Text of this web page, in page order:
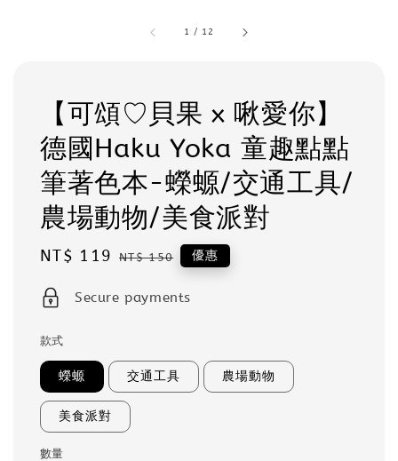
1 / 12
【可頌♡貝果 x 啾愛你】
德國Haku Yoka 童趣點點
筆著色本-蠑螈/交通工具/
農場動物/美食派對
Sale
NT$ 119 Regular
NT$ 150 優惠
Secure payments
款式
蠑螈 交通工具 農場動物
美食派對
數量